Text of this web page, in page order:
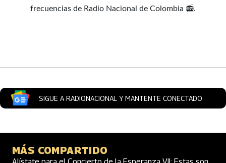
frecuencias de Radio Nacional de Colombia 📻.
SIGUE A RADIONACIONAL Y MANTENTE CONECTADO
MÁS COMPARTIDO